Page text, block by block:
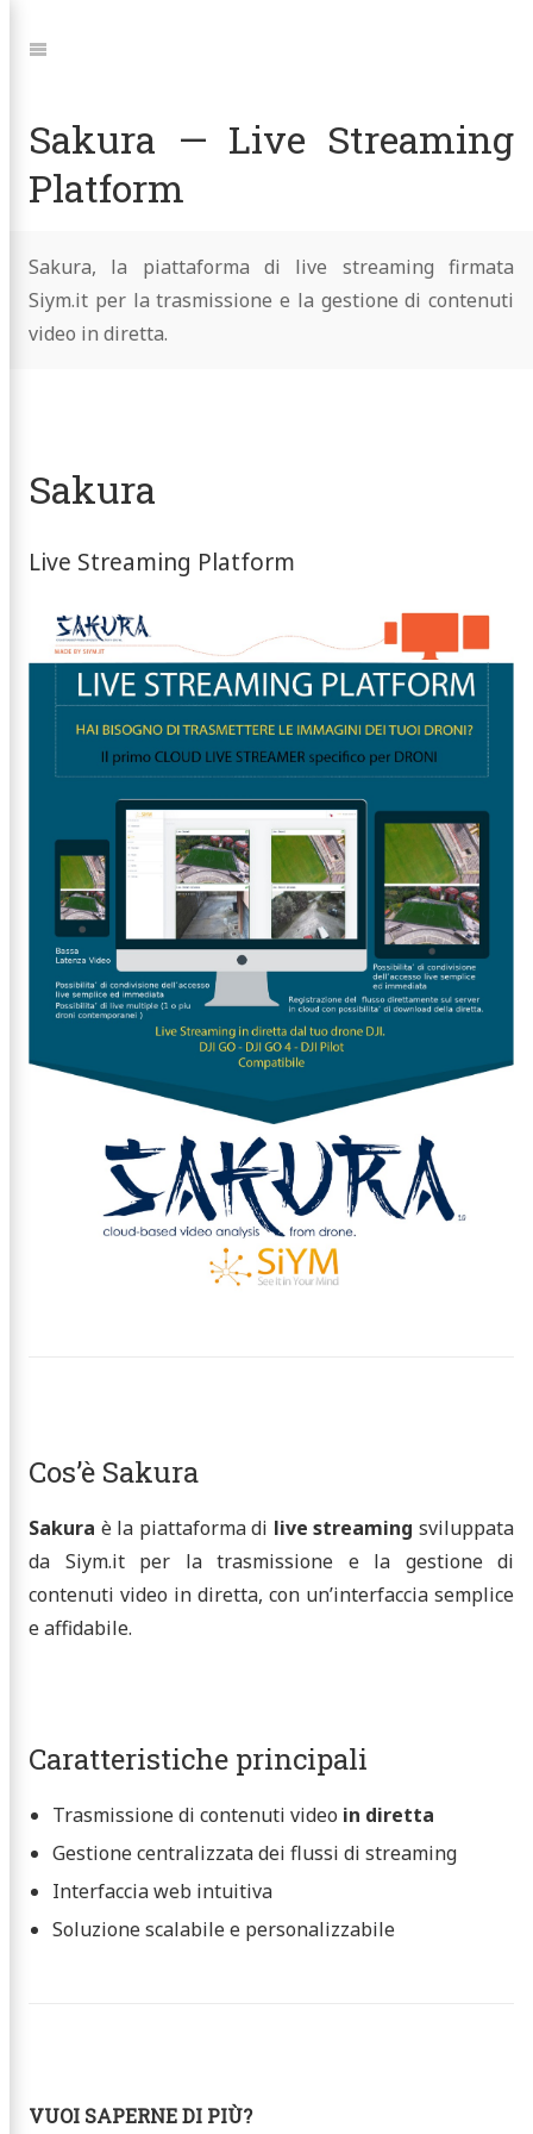
to:Navigation
Sakura — Live Streaming
Platform
Sakura, la piattaforma di live streaming firmata
Siym.it per la trasmissione e la gestione di contenuti
video in diretta.
Sakura
Live Streaming Platform
Cos’è Sakura
Sakura è la piattaforma di live streaming sviluppata
da Siym.it per la trasmissione e la gestione di
contenuti video in diretta, con un’interfaccia semplice
e affidabile.
Caratteristiche principali
Trasmissione di contenuti video in diretta
Gestione centralizzata dei flussi di streaming
Interfaccia web intuitiva
Soluzione scalabile e personalizzabile
VUOI SAPERNE DI PIÙ?
Facebook
LinkedIn